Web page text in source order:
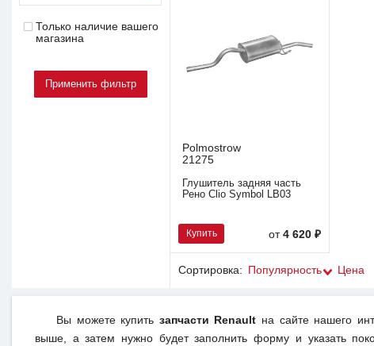
Только наличие вашего
магазина
Polmostrow
21275
Глушитель задняя часть
Рено Clio Symbol LB03
Купить от4 620 ₽
Сортировка: Популярность Цена
Вы можете купить запчасти Renault на сайте нашего
выше, а затем нужно будет заполнить форму и указать